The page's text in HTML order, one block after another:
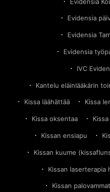
Evidensia
Evidensia
Evidensia
IVC
Kantelu eläinlääkärin
Kissa läähättää Kissa
Kissa oksentaa
Kissan ensiapu
Kissan kuume
Kissan laserterapia
Kissan palovammat